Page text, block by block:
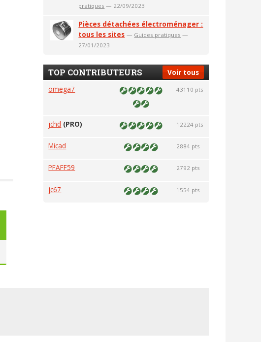
pratiques — 22/09/2023
Pièces détachées électroménager :
tous les sites — Guides pratiques —
27/01/2023
Voir tous
TOP CONTRIBUTEURS
omega7 43110 pts
jchd (PRO) 12224 pts
Micad 2884 pts
PFAFF59 2792 pts
jc67 1554 pts